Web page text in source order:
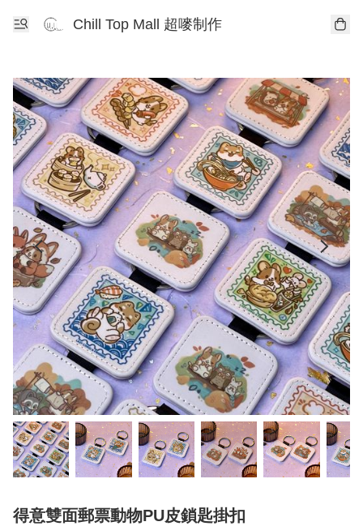
Chill Top Mall 超嘜制作
得意雙面郵票動物PU皮鎖匙掛扣